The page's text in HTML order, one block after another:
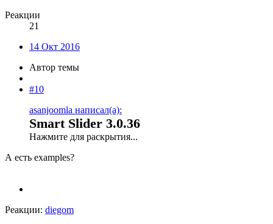
Реакции
21
14 Окт 2016
Автор темы
#10
asanjoomla написал(а):
Smart Slider 3.0.36
Нажмите для раскрытия...
А есть examples?
Реакции: diegom